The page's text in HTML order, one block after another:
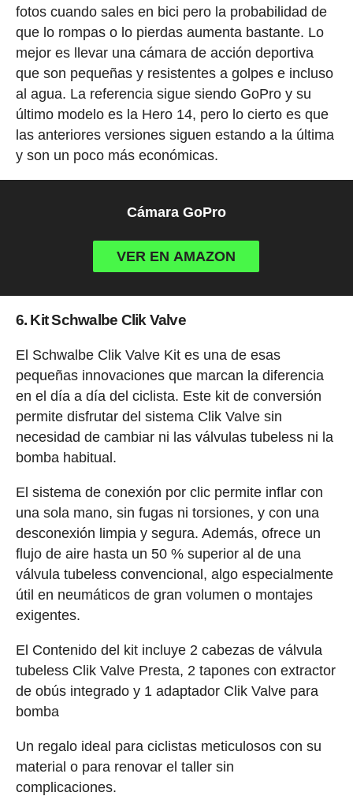
fotos cuando sales en bici pero la probabilidad de
que lo rompas o lo pierdas aumenta bastante. Lo
mejor es llevar una cámara de acción deportiva
que son pequeñas y resistentes a golpes e incluso
al agua. La referencia sigue siendo GoPro y su
último modelo es la Hero 14, pero lo cierto es que
las anteriores versiones siguen estando a la última
y son un poco más económicas.
Cámara GoPro
VER EN AMAZON
6. Kit Schwalbe Clik Valve
El Schwalbe Clik Valve Kit es una de esas
pequeñas innovaciones que marcan la diferencia
en el día a día del ciclista. Este kit de conversión
permite disfrutar del sistema Clik Valve sin
necesidad de cambiar ni las válvulas tubeless ni la
bomba habitual.
El sistema de conexión por clic permite inflar con
una sola mano, sin fugas ni torsiones, y con una
desconexión limpia y segura. Además, ofrece un
flujo de aire hasta un 50 % superior al de una
válvula tubeless convencional, algo especialmente
útil en neumáticos de gran volumen o montajes
exigentes.
El Contenido del kit incluye 2 cabezas de válvula
tubeless Clik Valve Presta, 2 tapones con extractor
de obús integrado y 1 adaptador Clik Valve para
bomba
Un regalo ideal para ciclistas meticulosos con su
material o para renovar el taller sin
complicaciones.